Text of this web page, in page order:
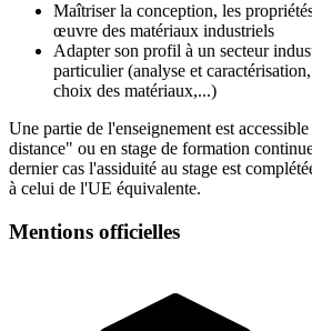
Maîtriser la conception, les
œuvre des matériaux industriels
Adapter son profil à un secteur
particulier (analyse et
choix des matériaux,...)
Une partie de l'enseignement est
distance" ou en stage de formation
dernier cas l'assiduité au stage est
à celui de l'UE équivalente.
Mentions officielles